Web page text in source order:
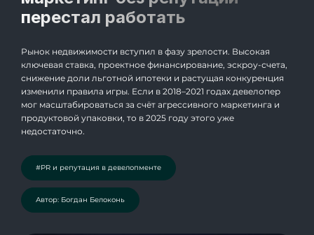
перестал работать
Рынок недвижимости вступил в фазу зрелости. Высокая
ключевая ставка, проектное финансирование, эскроу-счета,
снижение доли льготной ипотеки и растущая конкуренция
изменили правила игры. Если в 2018–2021 годах девелопер
мог масштабироваться за счёт агрессивного маркетинга и
продуктовой упаковки, то в 2025 году этого уже
недостаточно.
#PR и репутация в девелопменте
Автор: Богдан Белоконь